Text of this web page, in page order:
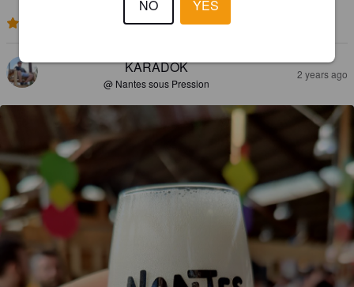
KARADOK
@ Nantes sous Pression
2 years ago
NO YES